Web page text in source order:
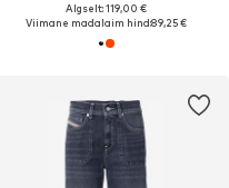
Algselt: 119,00 €
Viimane madalaim hind:89,25 €